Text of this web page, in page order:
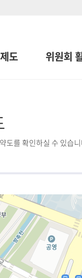
도 위원회
도를 확인하실 수 있습